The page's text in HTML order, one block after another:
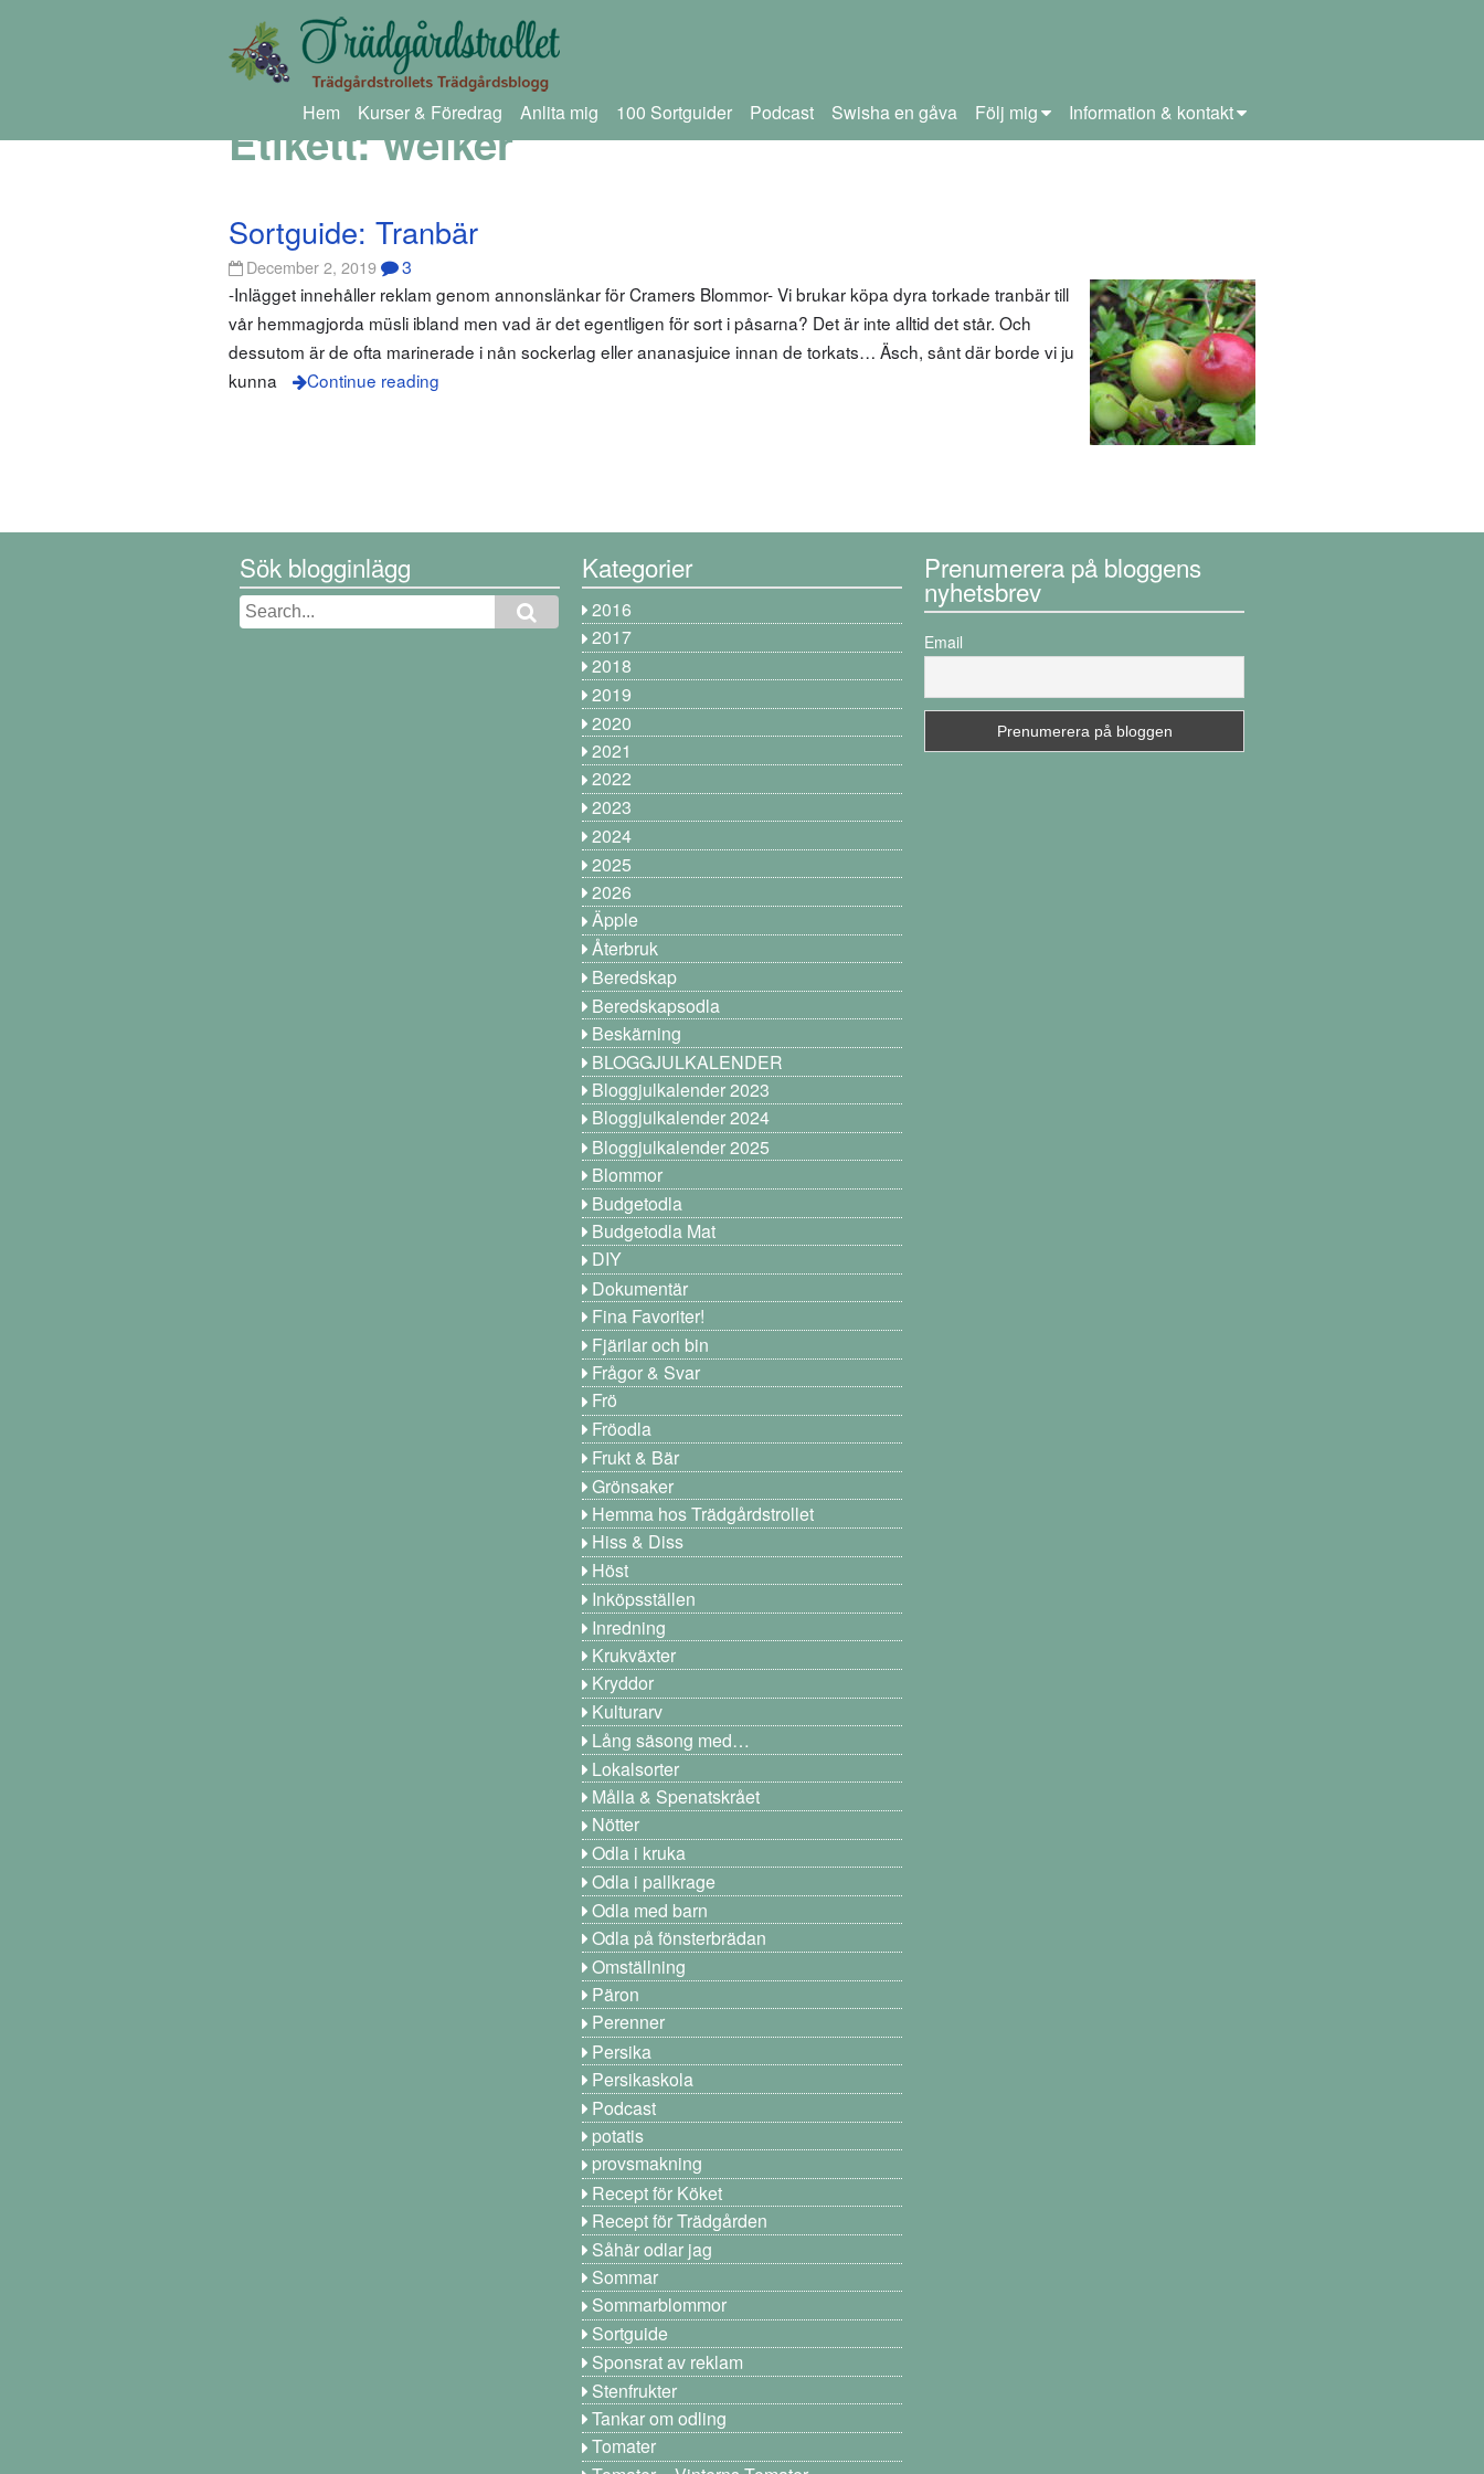
Hem Kurser & Föredrag Anlita mig 100 Sortguider Podcast Swisha en gåva Följ mig Information & kontakt
Etikett:welker
Sortguide: Tranbär
December 2, 2019 3
-Inlägget innehåller reklam genom annonslänkar för Cramers Blommor- Vi brukar köpa dyra torkade tranbär till
vår hemmagjorda müsli ibland men vad är det egentligen för sort i påsarna? Det är inte alltid det står. Och
dessutom är de ofta marinerade i nån sockerlag eller ananasjuice innan de torkats… Äsch, sånt där borde vi ju
kunna
Continue reading
Sök blogginlägg Kategorier
2016
2017
2018
2019
2020
2021
2022
2023
2024
2025
2026
Äpple
Återbruk
Beredskap
Beredskapsodla
Beskärning
BLOGGJULKALENDER
Bloggjulkalender 2023
Bloggjulkalender 2024
Bloggjulkalender 2025
Blommor
Budgetodla
Budgetodla Mat
DIY
Dokumentär
Fina Favoriter!
Fjärilar och bin
Frågor & Svar
Frö
Fröodla
Frukt & Bär
Grönsaker
Hemma hos Trädgårdstrollet
Hiss & Diss
Höst
Inköpsställen
Inredning
Krukväxter
Kryddor
Kulturarv
Lång säsong med…
Lokalsorter
Målla & Spenatskrået
Nötter
Odla i kruka
Odla i pallkrage
Odla med barn
Odla på fönsterbrädan
Omställning
Päron
Perenner
Persika
Persikaskola
Podcast
potatis
provsmakning
Recept för Köket
Recept för Trädgården
Såhär odlar jag
Sommar
Sommarblommor
Sortguide
Sponsrat av reklam
Stenfrukter
Tankar om odling
Tomater
Prenumerera på bloggens
nyhetsbrev
Email